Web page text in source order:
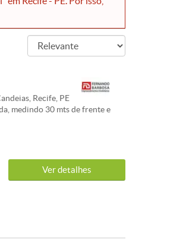
Recife, PE
medindo 30 mts de frente e
Ver detalhes